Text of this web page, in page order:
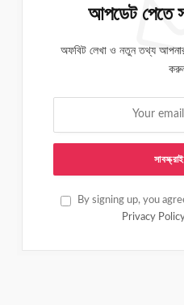
আপডেট পেতে
অফবিট লেখা ও নতুন তথ্য আপনার
By signing up, you
Privacy